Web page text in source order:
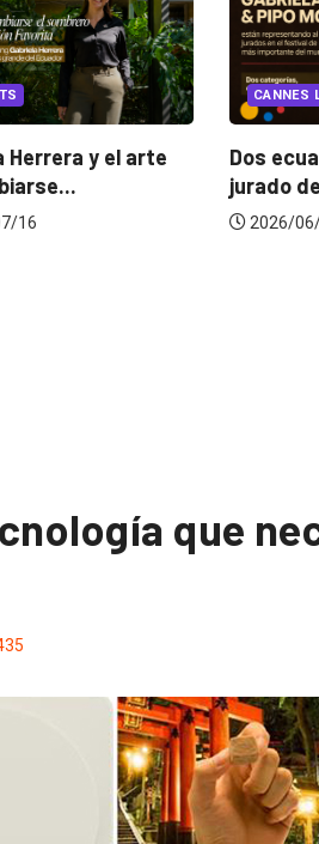
CANNES LIONS 2026
Dos ecuatorianos en el
jurado de Cannes...
2026/06/23
que